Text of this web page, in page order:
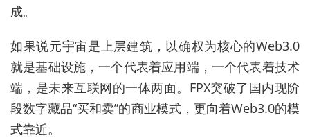
成。
如果说元宇宙是上层建筑，以确权为核心的Web3.0
就是基础设施，一个代表着应用端，一个代表着技术
端，是未来互联网的一体两面。FPX突破了国内现阶
段数字藏品“买和卖”的商业模式，更向着Web3.0的模
式靠近。